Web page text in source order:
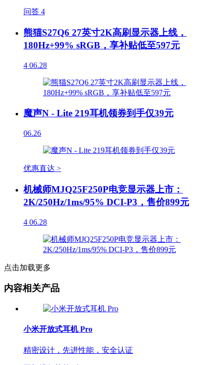
问答 4
熊猫S27Q6 27英寸2K高刷显示器上线，
180Hz+99% sRGB，享补贴低至597元
4 06.28
魔声N - Lite 219耳机领券到手仅39元
06.26
优惠直达 >
机械师MJQ25F250P电竞显示器上市：
2K/250Hz/1ms/95% DCI-P3，售价899元
4 06.28
点击加载更多
内容相关产品
小米开放式耳机 Pro
精密设计，先进性能，安全认证